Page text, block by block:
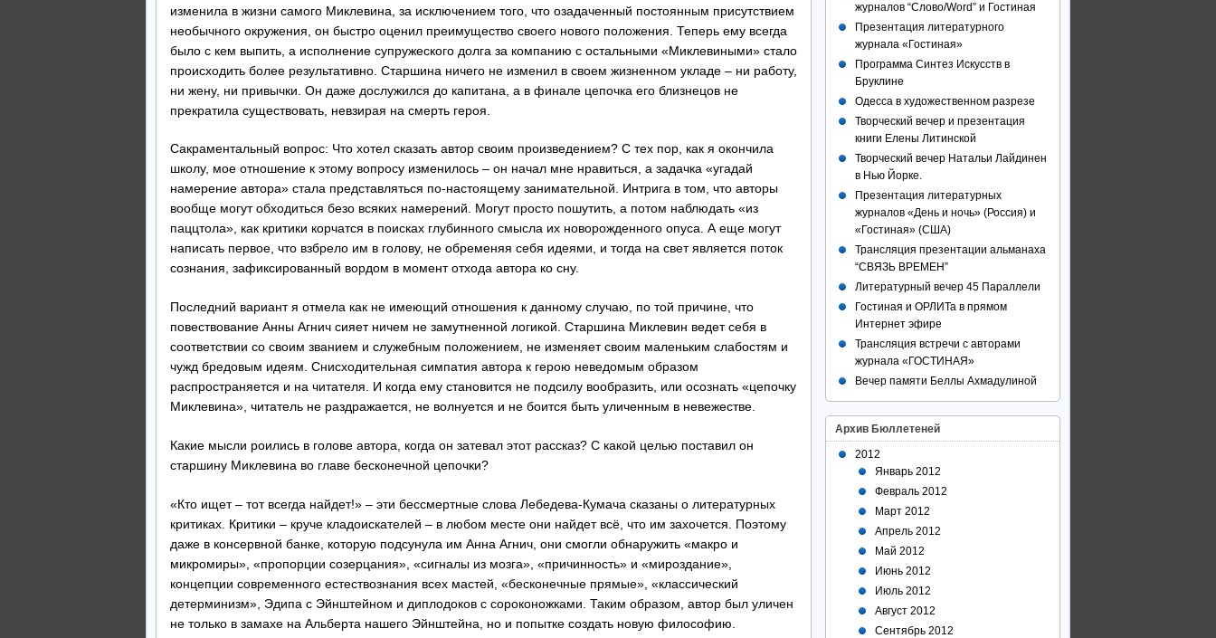
изменила в жизни самого Миклевина, за исключением того, что озадаченный постоянным присутствием
необычного окружения, он быстро оценил преимущество своего нового положения. Теперь ему всегда
было с кем выпить, а исполнение супружеского долга за компанию с остальными «Миклевиными» стало
происходить более результативно. Старшина ничего не изменил в своем жизненном укладе – ни работу,
ни жену, ни привычки. Он даже дослужился до капитана, а в финале цепочка его близнецов не
прекратила существовать, невзирая на смерть героя.
Сакраментальный вопрос: Что хотел сказать автор своим произведением? С тех пор, как я окончила
школу, мое отношение к этому вопросу изменилось – он начал мне нравиться, а задачка «угадай
намерение автора» стала представляться по-настоящему занимательной. Интрига в том, что авторы
вообще могут обходиться безо всяких намерений. Могут просто пошутить, а потом наблюдать «из
паццтола», как критики корчатся в поисках глубинного смысла их новорожденного опуса. А еще могут
написать первое, что взбрело им в голову, не обременяя себя идеями, и тогда на свет является поток
сознания, зафиксированный вордом в момент отхода автора ко сну.
Последний вариант я отмела как не имеющий отношения к данному случаю, по той причине, что
повествование Анны Агнич сияет ничем не замутненной логикой. Старшина Миклевин ведет себя в
соответствии со своим званием и служебным положением, не изменяет своим маленьким слабостям и
чужд бредовым идеям. Снисходительная симпатия автора к герою неведомым образом
распространяется и на читателя. И когда ему становится не подсилу вообразить, или осознать «цепочку
Миклевина», читатель не раздражается, не волнуется и не боится быть уличенным в невежестве.
Какие мысли роились в голове автора, когда он затевал этот рассказ? С какой целью поставил он
старшину Миклевина во главе бесконечной цепочки?
«Кто ищет – тот всегда найдет!» – эти бессмертные слова Лебедева-Кумача сказаны о литературных
критиках. Критики – круче кладоискателей – в любом месте они найдет всё, что им захочется. Поэтому
даже в консервной банке, которую подсунула им Анна Агнич, они смогли обнаружить «макро и
микромиры», «пропорции созерцания», «сигналы из мозга», «причинность» и «мироздание»,
концепции современного естествознания всех мастей, «бесконечные прямые», «классический
детерминизм», Эдипа с Эйнштейном и диплодоков с сороконожками. Таким образом, автор был уличен
не только в замахе на Альберта нашего Эйнштейна, но и попытке создать новую философию.
журналов “Слово/Word” и Гостиная
Презентация литературного
журнала «Гостиная»
Программа Синтез Искусств в
Бруклине
Одесса в художественном разрезе
Творческий вечер и презентация
книги Елены Литинской
Творческий вечер Натальи Лайдинен
в Нью Йорке.
Презентация литературных
журналов «День и ночь» (Россия) и
«Гостиная» (США)
Трансляция презентации альманаха
“СВЯЗЬ ВРЕМЕН”
Литературный вечер 45 Параллели
Гостиная и ОРЛИТа в прямом
Интернет эфире
Трансляция встречи с авторами
журнала «ГОСТИНАЯ»
Вечер памяти Беллы Ахмадулиной
Архив Бюллетеней
2012
Январь 2012
Февраль 2012
Март 2012
Апрель 2012
Май 2012
Июнь 2012
Июль 2012
Август 2012
Сентябрь 2012